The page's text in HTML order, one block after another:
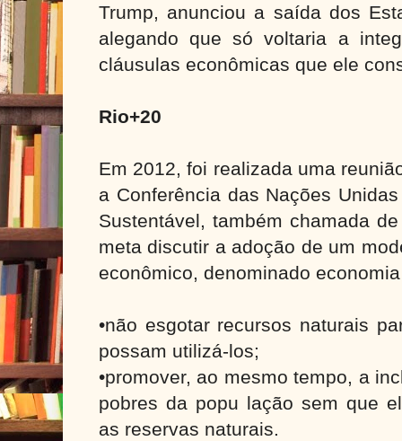
Trump, anunciou a saída dos
alegando que só voltaria a
cláusulas econômicas que ele
Rio+20
Em 2012, foi realizada uma
a Conferência das Nações
Sustentável, também chamada
meta discutir a adoção de um
econômico, denominado
•não esgotar recursos naturais
possam utilizá-los;
•promover, ao mesmo tempo, a
pobres da popu lação sem que
as reservas naturais.